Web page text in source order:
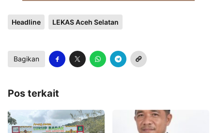
Headline LEKAS Aceh Selatan
Bagikan
Pos terkait